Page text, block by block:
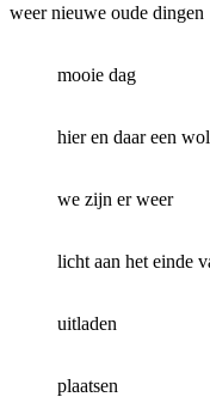
weer nieuwe oude dingen
mooie dag
hier en daar een
we zijn er weer
licht aan het einde
uitladen
plaatsen